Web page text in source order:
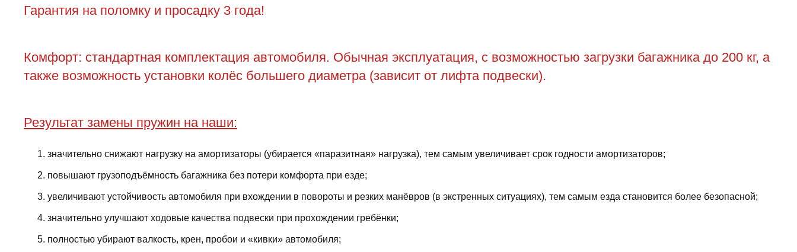
Гарантия на поломку и просадку 3 года!
Комфорт: стандартная комплектация автомобиля. Обычная эксплуатация, с возможностью загрузки багажника до 200 кг, а
также возможность установки колёс большего диаметра (зависит от лифта подвески).
Результат замены пружин на наши:
значительно снижают нагрузку на амортизаторы (убирается «паразитная» нагрузка), тем самым увеличивает срок годности амортизаторов;
повышают грузоподъёмность багажника без потери комфорта при езде;
увеличивают устойчивость автомобиля при вхождении в повороты и резких манёвров (в экстренных ситуациях), тем самым езда становится более безопасной;
значительно улучшают ходовые качества подвески при прохождении гребёнки;
полностью убирают валкость, крен, пробои и «кивки» автомобиля;